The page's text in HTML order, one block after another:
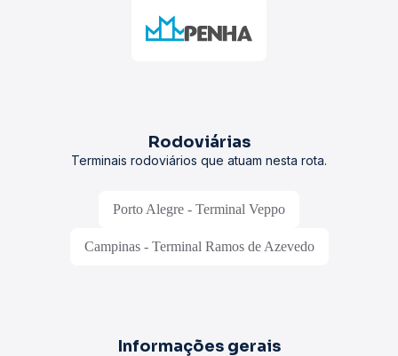
Rodoviárias
Terminais rodoviários que atuam nesta rota.
Porto Alegre - Terminal Veppo
Campinas - Terminal Ramos de Azevedo
Informações gerais